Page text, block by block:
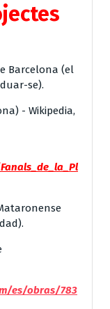
Barcelona (el
se).
es/obras/783